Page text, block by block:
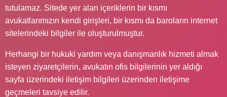
tutulamaz. Sitede yer alan içeriklerin bir kısmı
avukatlarımızın kendi girişleri, bir kısmı da baroların internet
sitelerindeki bilgiler ile oluşturulmuştur.
Herhangi bir hukuki yardım veya danışmanlık hizmeti almak
isteyen ziyaretçilerin, avukatın ofis bilgilerinin yer aldığı
sayfa üzerindeki iletişim bilgileri üzerinden iletişime
geçmeleri tavsiye edilir.